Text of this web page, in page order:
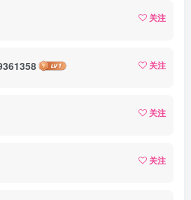
关注
关注
关注
关注